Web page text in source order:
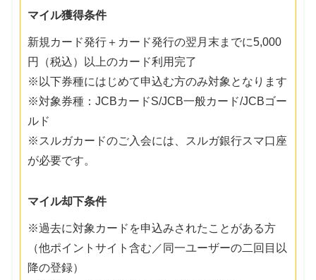
マイル獲得条件
新規カード発行＋カード発行の翌月末までに5,000
円（税込）以上のカード利用完了
※以下券種にはじめて申込む方のみ対象となります
※対象券種：JCBカードS/JCB一般カード/JCBゴー
ルド
※スルガカードのご入会には、スルガ銀行スマ口座
が必要です。
マイル却下条件
※過去に対象カードを申込みされたことがある方
（他ポイントサイト含む／同一ユーザーの二回目以
降の登録）